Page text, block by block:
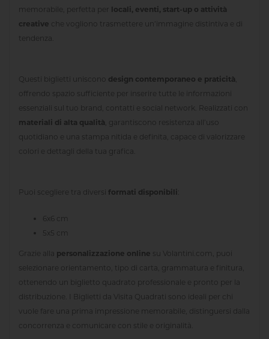
memorabile, perfetta per locali, eventi, start-up o attività
creative che vogliono trasmettere un’immagine distintiva e di
tendenza.
Questi biglietti uniscono design contemporaneo e praticità
offrendo spazio sufficiente per inserire tutte le informazioni
essenziali sul tuo brand, contatti e social network. Realizzati con
materiali di alta qualità , garantiscono resistenza all’uso
quotidiano e una stampa nitida e definita, capace di valorizzare
colori e dettagli della tua grafica.
Puoi scegliere tra diversi formati disponibili
6x6 cm
5x5 cm
Grazie alla personalizzazione online su Volantini.com, puoi
selezionare orientamento, tipo di carta, grammatura e finitura,
ottenendo un biglietto quadrato professionale e pronto per la
distribuzione. I Biglietti da Visita Quadrati sono ideali per chi
vuole fare una prima impressione memorabile, distinguersi dalla
concorrenza e comunicare con stile e originalità.